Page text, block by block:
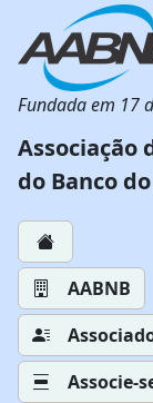
Fundada em 17
Associação
do Banco
AABNB
Associe-